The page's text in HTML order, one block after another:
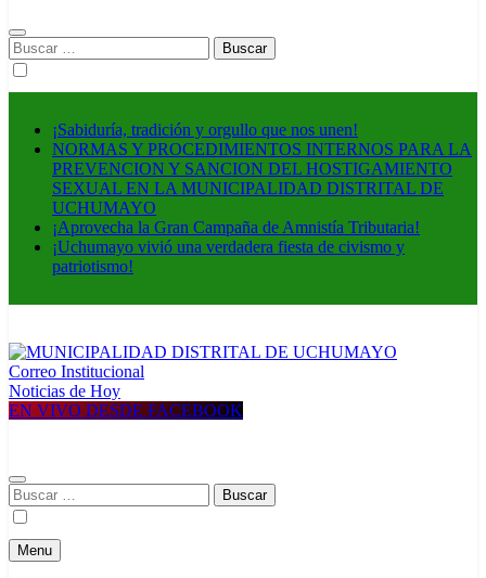
Buscar:
¡Sabiduría, tradición y orgullo que nos unen!
NORMAS Y PROCEDIMIENTOS INTERNOS PARA LA
PREVENCION Y SANCION DEL HOSTIGAMIENTO
SEXUAL EN LA MUNICIPALIDAD DISTRITAL DE
UCHUMAYO
¡Aprovecha la Gran Campaña de Amnistía Tributaria!
¡Uchumayo vivió una verdadera fiesta de civismo y
patriotismo!
MUNICIPALIDAD DISTRITAL DE UCHUMAYO
Construyendo una nueva Historia
Correo Institucional
Noticias de Hoy
EN VIVO DESDE FACEBOOK
Buscar:
Menu